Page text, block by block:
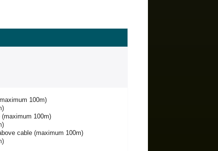
100m)
100m)
cable (maximum 100m)